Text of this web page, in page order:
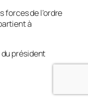
forces de l’ordre
à
président